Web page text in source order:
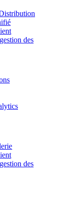
des
des